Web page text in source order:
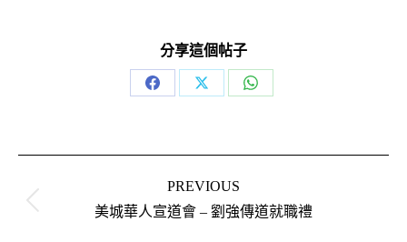
分享這個帖子
Share
Share
Share
PREVIOUS
Previous
post:
美城華人宣道會 – 劉強傳道就職禮